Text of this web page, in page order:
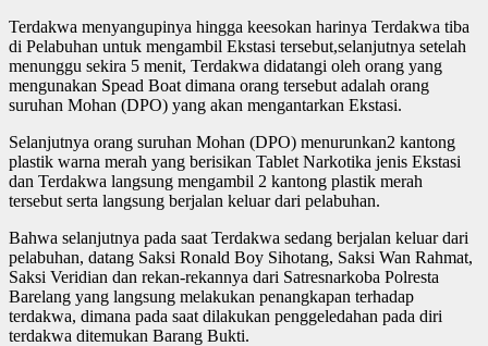
Terdakwa menyangupinya hingga keesokan harinya Terdakwa tiba
di Pelabuhan untuk mengambil Ekstasi tersebut,selanjutnya setelah
menunggu sekira 5 menit, Terdakwa didatangi oleh orang yang
mengunakan Spead Boat dimana orang tersebut adalah orang
suruhan Mohan (DPO) yang akan mengantarkan Ekstasi.
Selanjutnya orang suruhan Mohan (DPO) menurunkan2 kantong
plastik warna merah yang berisikan Tablet Narkotika jenis Ekstasi
dan Terdakwa langsung mengambil 2 kantong plastik merah
tersebut serta langsung berjalan keluar dari pelabuhan.
Bahwa selanjutnya pada saat Terdakwa sedang berjalan keluar dari
pelabuhan, datang Saksi Ronald Boy Sihotang, Saksi Wan Rahmat,
Saksi Veridian dan rekan-rekannya dari Satresnarkoba Polresta
Barelang yang langsung melakukan penangkapan terhadap
terdakwa, dimana pada saat dilakukan penggeledahan pada diri
terdakwa ditemukan Barang Bukti.